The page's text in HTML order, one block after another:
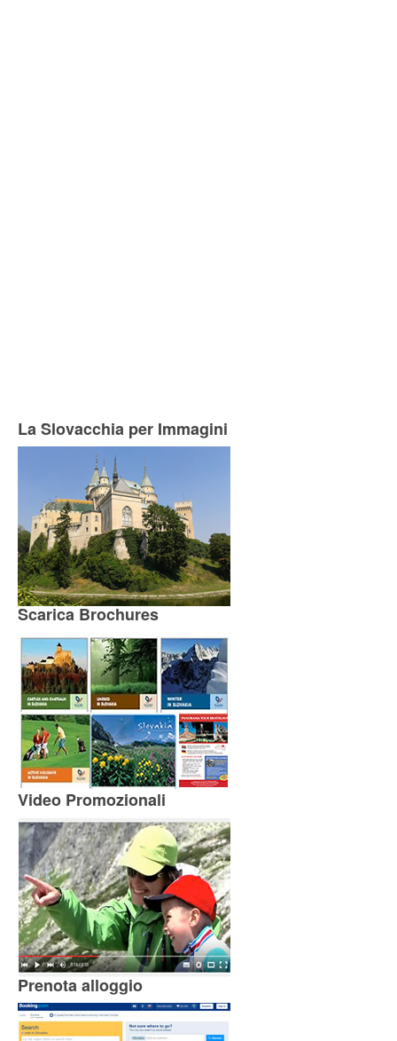
La Slovacchia per Immagini
Scarica Brochures
Video Promozionali
Prenota alloggio